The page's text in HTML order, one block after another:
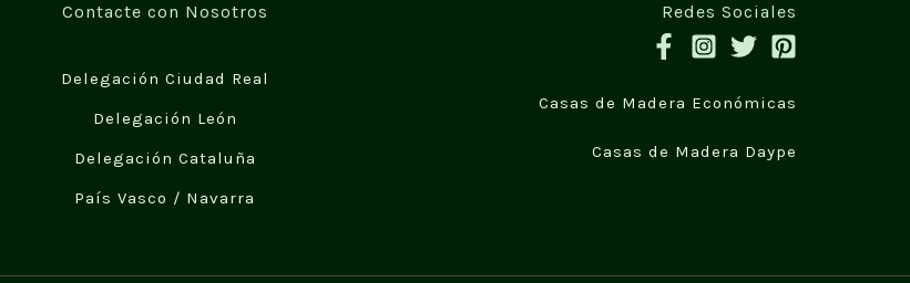
Contacte con Nosotros
Delegación Ciudad Real
Delegación León
Delegación Cataluña
País Vasco / Navarra
Redes Sociales
Casas de Madera Económicas
Casas de Madera Daype